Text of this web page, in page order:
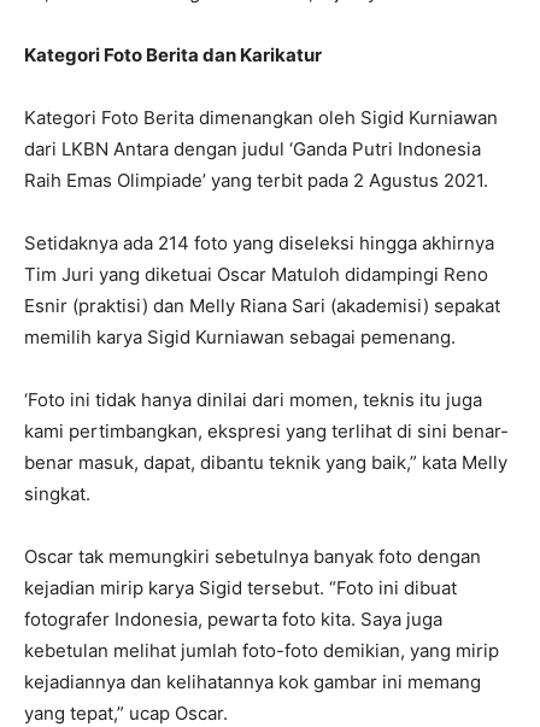
Kategori Foto Berita dan Karikatur
Kategori Foto Berita dimenangkan oleh Sigid Kurniawan
dari LKBN Antara dengan judul ‘Ganda Putri Indonesia
Raih Emas Olimpiade’ yang terbit pada 2 Agustus 2021.
Setidaknya ada 214 foto yang diseleksi hingga akhirnya
Tim Juri yang diketuai Oscar Matuloh didampingi Reno
Esnir (praktisi) dan Melly Riana Sari (akademisi) sepakat
memilih karya Sigid Kurniawan sebagai pemenang.
‘Foto ini tidak hanya dinilai dari momen, teknis itu juga
kami pertimbangkan, ekspresi yang terlihat di sini benar-
benar masuk, dapat, dibantu teknik yang baik,” kata Melly
singkat.
Oscar tak memungkiri sebetulnya banyak foto dengan
kejadian mirip karya Sigid tersebut. “Foto ini dibuat
fotografer Indonesia, pewarta foto kita. Saya juga
kebetulan melihat jumlah foto-foto demikian, yang mirip
kejadiannya dan kelihatannya kok gambar ini memang
yang tepat,” ucap Oscar.